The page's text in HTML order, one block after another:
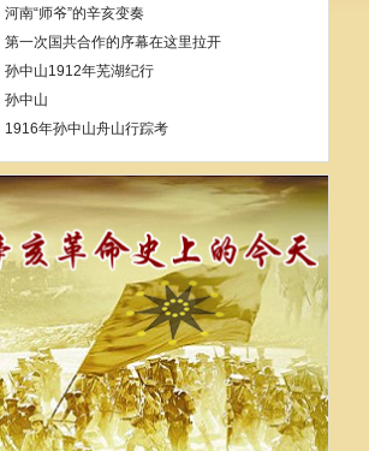
河南“师爷”的辛亥变奏
第一次国共合作的序幕在这里拉开
孙中山1912年芜湖纪行
孙中山
1916年孙中山舟山行踪考